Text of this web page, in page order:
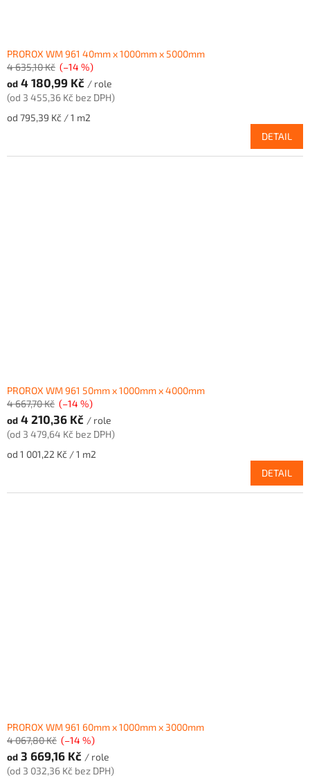
PROROX WM 961 40mm x 1000mm x 5000mm
4 635,10 Kč (–14 %)
od 4 180,99 Kč / role
(od 3 455,36 Kč bez DPH)
Měrná
od 795,39 Kč / 1 m2
DETAIL
PROROX WM 961 50mm x 1000mm x 4000mm
4 667,70 Kč (–14 %)
od 4 210,36 Kč / role
(od 3 479,64 Kč bez DPH)
Měrná
od 1 001,22 Kč / 1 m2
DETAIL
PROROX WM 961 60mm x 1000mm x 3000mm
4 067,80 Kč (–14 %)
od 3 669,16 Kč / role
(od 3 032,36 Kč bez DPH)